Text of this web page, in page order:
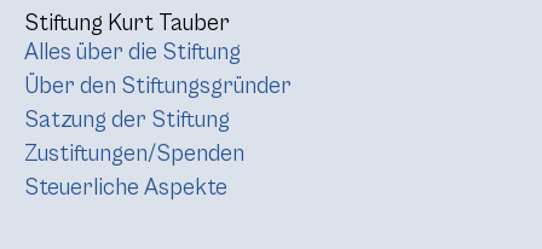
Stiftung Kurt Tauber
Alles über die Stiftung
Über den Stiftungsgründer
Satzung der Stiftung
Zustiftungen/Spenden
Steuerliche Aspekte